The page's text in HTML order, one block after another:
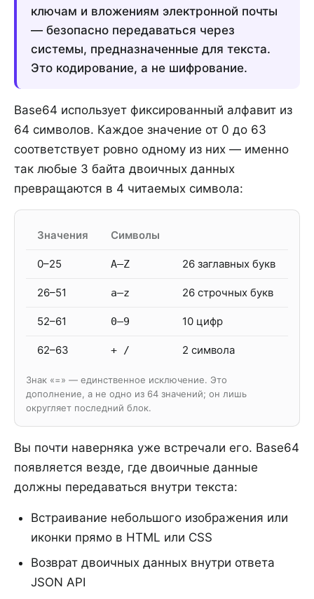
ключам и вложениям электронной почты
— безопасно передаваться через
системы, предназначенные для текста.
Это кодирование, а не шифрование.
Base64 использует фиксированный алфавит из
64 символов. Каждое значение от 0 до 63
соответствует ровно одному из них — именно
так любые 3 байта двоичных данных
превращаются в 4 читаемых символа:
Значения Символы
0–25 A–Z 26 заглавных букв
26–51 a–z 26 строчных букв
52–61 0–9 10 цифр
62–63 + / 2 символа
Знак «=» — единственное исключение. Это
дополнение, а не одно из 64 значений; он лишь
округляет последний блок.
Вы почти наверняка уже встречали его. Base64
появляется везде, где двоичные данные
должны передаваться внутри текста:
Встраивание небольшого изображения или
иконки прямо в HTML или CSS
Возврат двоичных данных внутри ответа
JSON API